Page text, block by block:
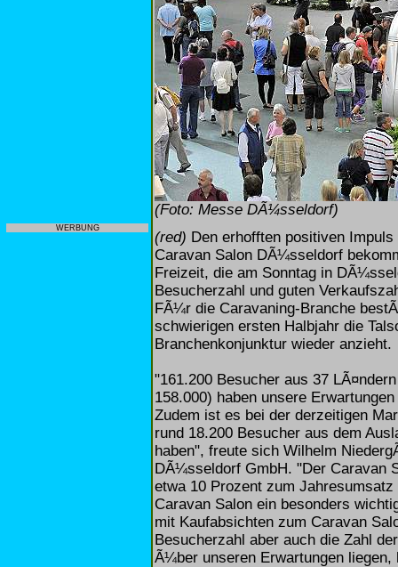
WERBUNG
(Foto: Messe DÃ¼sseldorf)
(red) Den erhofften positiven
Caravan Salon DÃ¼sseldorf
Freizeit, die am Sonntag in
Besucherzahl und guten
FÃ¼r die Caravaning-Branche
schwierigen ersten Halbjahr die
Branchenkonjunktur wieder anzieht.
"161.200 Besucher aus 37
158.000) haben unsere
Zudem ist es bei der derzeitigen
rund 18.200 Besucher aus dem
haben", freute sich Wilhelm
DÃ¼sseldorf GmbH. "Der Caravan
etwa 10 Prozent zum
Caravan Salon ein besonders
mit Kaufabsichten zum Caravan
Besucherzahl aber auch die Zahl
Ã¼ber unseren Erwartungen liegen,